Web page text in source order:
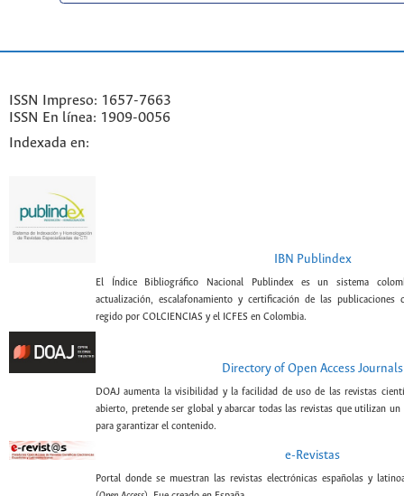
ISSN Impreso: 1657-7663
ISSN En línea: 1909-0056
Indexada en:
IBN Publindex
El Índice Bibliográfico Nacional Publindex es un sistema
actualización, escalafonamiento y certificación de las publicaciones
regido por COLCIENCIAS y el ICFES en Colombia.
Directory of Open Access Journals
DOAJ aumenta la visibilidad y la facilidad de uso de las revistas
abierto, pretende ser global y abarcar todas las revistas que utilizan
para garantizar el contenido.
e-Revistas
Portal donde se muestran las revistas electrónicas españolas y